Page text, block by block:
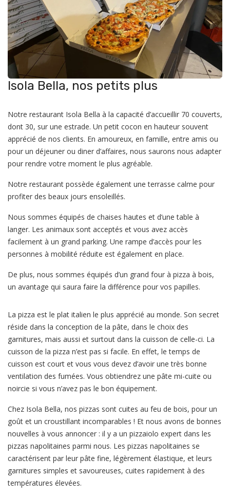
Isola Bella, nos petits plus
Notre restaurant Isola Bella à la capacité d’accueillir 70 couverts,
dont 30, sur une estrade. Un petit cocon en hauteur souvent
apprécié de nos clients. En amoureux, en famille, entre amis ou
pour un déjeuner ou diner d’affaires, nous saurons nous adapter
pour rendre votre moment le plus agréable.
Notre restaurant possède également une terrasse calme pour
profiter des beaux jours ensoleillés.
Nous sommes équipés de chaises hautes et d’une table à
langer. Les animaux sont acceptés et vous avez accès
facilement à un grand parking. Une rampe d’accès pour les
personnes à mobilité réduite est également en place.
De plus, nous sommes équipés d’un grand four à pizza à bois,
un avantage qui saura faire la différence pour vos papilles.
La pizza est le plat italien le plus apprécié au monde. Son secret
réside dans la conception de la pâte, dans le choix des
garnitures, mais aussi et surtout dans la cuisson de celle-ci. La
cuisson de la pizza n’est pas si facile. En effet, le temps de
cuisson est court et vous vous devez d’avoir une très bonne
ventilation des fumées. Vous obtiendrez une pâte mi-cuite ou
noircie si vous n’avez pas le bon équipement.
Chez Isola Bella, nos pizzas sont cuites au feu de bois, pour un
goût et un croustillant incomparables ! Et nous avons de bonnes
nouvelles à vous annoncer : il y a un pizzaiolo expert dans les
pizzas napolitaines parmi nous. Les pizzas napolitaines se
caractérisent par leur pâte fine, légèrement élastique, et leurs
garnitures simples et savoureuses, cuites rapidement à des
températures élevées.